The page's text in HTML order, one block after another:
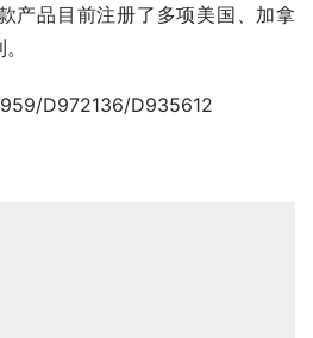
产品目前注册了多项美国、加拿
D972136/D935612